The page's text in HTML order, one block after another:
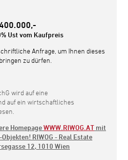
Ust vom Kaufpreis
Anfrage, um Ihnen dieses
zu dürfen.
wird auf eine
auf ein wirtschaftliches
HomepageWWW.RIWOG.AT mit
RIWOG - Real Estate
12, 1010 Wien